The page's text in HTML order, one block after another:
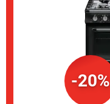
-20%